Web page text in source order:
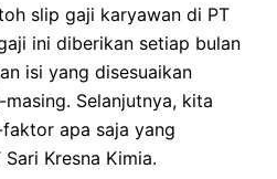
slip gaji karyawan di PT
ini diberikan setiap bulan
isi yang disesuaikan
Selanjutnya, kita
apa saja yang
Kresna Kimia.